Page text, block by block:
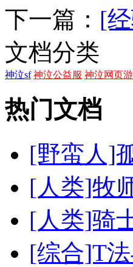
下一篇： [
文档分类
神泣sf 神泣公益服 神泣网页
热门文档
[野蛮人]
[人类]牧
[人类]骑
[综合]T